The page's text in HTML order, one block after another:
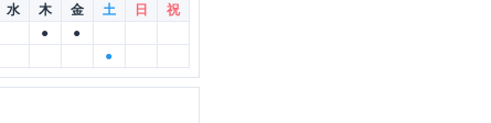
水 木 金 土 日
祝
●
●
●